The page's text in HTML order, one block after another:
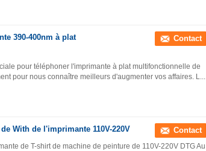
390-400nm à plat
Contact
pour téléphoner l'imprimante à plat multifonctionnelle de
pour nous connaître meilleurs d'augmenter vos affaires. L...
With de l'imprimante 110V-220V Contact
de T-shirt de machine de peinture de 110V-220V DTG Au